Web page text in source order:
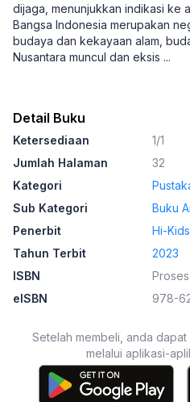
dijaga, menunjukkan indikasi ke
Bangsa Indonesia merupakan
budaya dan kekayaan alam,
Nusantara muncul dan eksis ...
Detail Buku
Ketersediaan
1/1
Jumlah Halaman
32
Kategori
Sub Kategori
Buku
Penerbit
Hi-Kids
Tahun Terbit
2023
ISBN
Proses
eISBN
978-
Setelah membeli, anda
melalui aplikasi-